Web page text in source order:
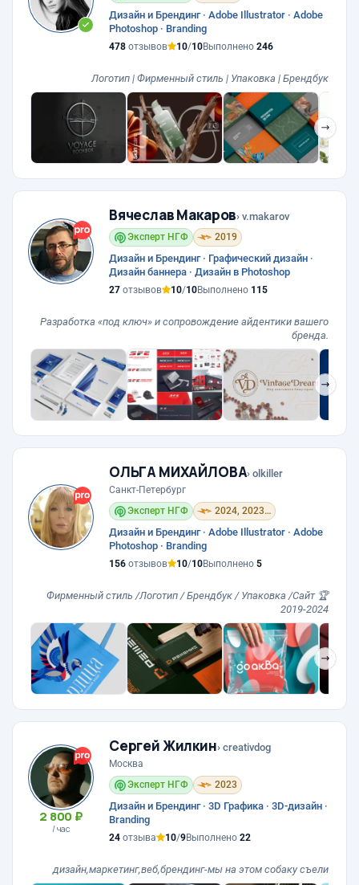
Дизайн и Брендинг · Adobe Illustrator · Adobe
Photoshop · Branding
478 отзывов 10/10Выполнено 246
Логотип | Фирменный стиль | Упаковка | Брендбук
❯
Вячеслав Макаров› v.makarov
Эксперт НГФ 2019
Дизайн и Брендинг · Графический дизайн ·
Дизайн баннера · Дизайн в Photoshop
27 отзывов 10/10Выполнено 115
Разработка «под ключ» и сопровождение айдентики вашего
бренда.
❯
ОЛЬГА МИХАЙЛОВА› olkiller
Санкт-Петербург
Эксперт НГФ
2024, 2023, 2021, 2019
Дизайн и Брендинг · Adobe Illustrator · Adobe
Photoshop · Branding
156 отзывов 10/10Выполнено 5
Фирменный стиль /Логотип / Брендбук / Упаковка /Сайт 🏆
2019-2024
❯
2 800 ₽
/ час
Сергей Жилкин› creativdog
Москва
Эксперт НГФ
2023
Дизайн и Брендинг · 3D Графика · 3D-дизайн ·
Branding
24 отзыва 10/9Выполнено 22
дизайн,маркетинг,веб,брендинг-мы на этом собаку съели